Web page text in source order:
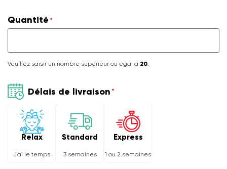
Quantité *
Veuillez saisir un nombre supérieur ou égal à 20.
Délais de livraison *
Relax
J'ai le temps
Standard
3 semaines
Express
1 ou 2 semaines